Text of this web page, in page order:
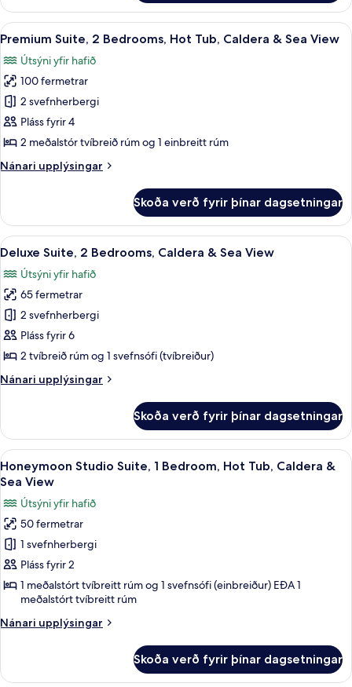
View
Suite,
Bedroom,
&
Sea
View
Skoða
allar
myndir
fyrir
Premium
Suite,
2
Hot
&
Sea
View
Premium Suite, 2 Bedrooms, Hot
17
Premium Suite, 2 Bedrooms, Hot Tub, Caldera & Sea View
Útsýni yfir hafið
100 fermetrar
2 svefnherbergi
Pláss fyrir 4
2 meðalstór tvíbreið rúm og 1 einbreitt rúm
Nánari upplýsingar
Nánari
Suite,
Bedrooms,
Tub,
Caldera
&
Sea
View
Skoða verð fyrir þínar dagsetningar
Skoða
allar
myndir
fyrir
Deluxe
Suite,
2
Caldera
View
Deluxe Suite, 2 Bedrooms, Caldera
5
Deluxe Suite, 2 Bedrooms, Caldera & Sea View
Útsýni yfir hafið
65 fermetrar
2 svefnherbergi
Pláss fyrir 6
2 tvíbreið rúm og 1 svefnsófi (tvíbreiður)
Nánari upplýsingar
Nánari
Suite,
Bedrooms,
Caldera
Sea
View
Skoða verð fyrir þínar dagsetningar
Skoða
allar
myndir
fyrir
Honeymoon
Studio
Suite,
1
Bedroom,
Hot
&
Honeymoon Studio Suite, 1
13
Honeymoon Studio Suite, 1 Bedroom, Hot Tub, Caldera &
Sea View
Útsýni yfir hafið
50 fermetrar
1 svefnherbergi
Pláss fyrir 2
1 meðalstórt tvíbreitt rúm og 1 svefnsófi (einbreiður) EÐA 1
meðalstórt tvíbreitt rúm
Nánari upplýsingar
Nánari
Studio
Skoða verð fyrir þínar dagsetningar